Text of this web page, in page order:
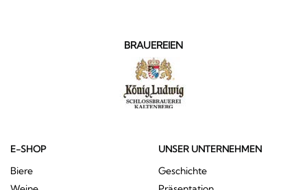
BRAUEREIEN
E-SHOP
Biere
UNSER UNTERNEHMEN
Geschichte